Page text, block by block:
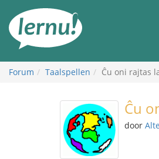
inhoud
Forum Taalspellen Ĉu oni rajtas
Ĉu
door